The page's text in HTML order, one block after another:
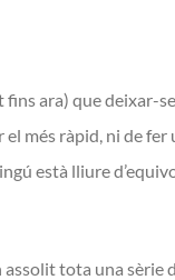
fins ara) que deixar-
el més ràpid, ni de fer
està lliure
tota una sèrie